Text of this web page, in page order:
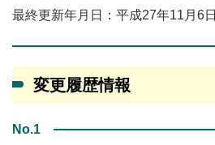
最終更新年月日：平成27年11月6日
変更履歴情報
No.1